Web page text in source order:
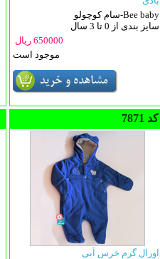
سام کوچولو-Bee baby
سایز بندی از 0 تا 3 سال
650000 ریال
موجود است
7871 کد
اورال گرم خرس آبی